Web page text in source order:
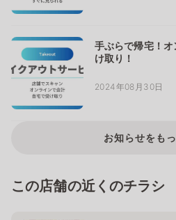
手ぶらで帰宅！
け取り！
2024年08月30日
お知らせをも
この店舗の近くのチラシ